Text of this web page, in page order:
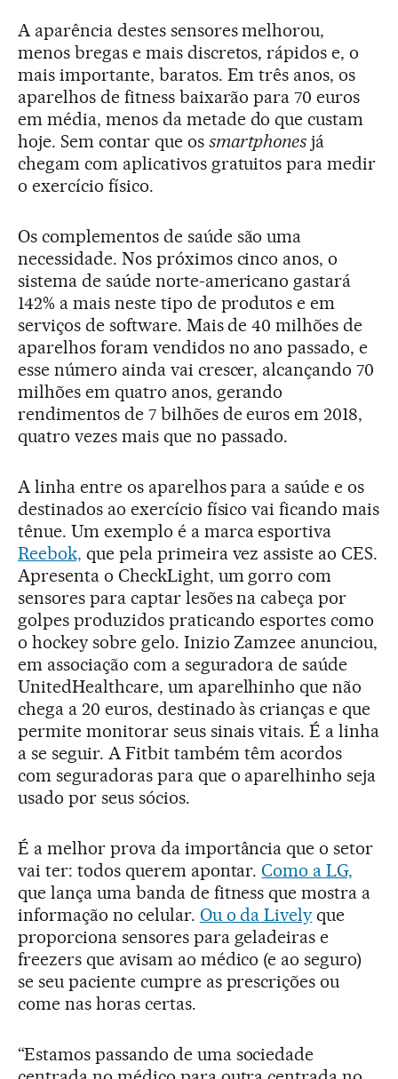
A aparência destes sensores melhorou,
menos bregas e mais discretos, rápidos e, o
mais importante, baratos. Em três anos, os
aparelhos de fitness baixarão para 70 euros
em média, menos da metade do que custam
hoje. Sem contar que os smartphones já
chegam com aplicativos gratuitos para medir
o exercício físico.
Os complementos de saúde são uma
necessidade. Nos próximos cinco anos, o
sistema de saúde norte-americano gastará
142% a mais neste tipo de produtos e em
serviços de software. Mais de 40 milhões de
aparelhos foram vendidos no ano passado, e
esse número ainda vai crescer, alcançando 70
milhões em quatro anos, gerando
rendimentos de 7 bilhões de euros em 2018,
quatro vezes mais que no passado.
A linha entre os aparelhos para a saúde e os
destinados ao exercício físico vai ficando mais
tênue. Um exemplo é a marca esportiva
Reebok, que pela primeira vez assiste ao CES.
Apresenta o CheckLight, um gorro com
sensores para captar lesões na cabeça por
golpes produzidos praticando esportes como
o hockey sobre gelo. Inizio Zamzee anunciou,
em associação com a seguradora de saúde
UnitedHealthcare, um aparelhinho que não
chega a 20 euros, destinado às crianças e que
permite monitorar seus sinais vitais. É a linha
a se seguir. A Fitbit também têm acordos
com seguradoras para que o aparelhinho seja
usado por seus sócios.
É a melhor prova da importância que o setor
vai ter: todos querem apontar.Como a LG,
que lança uma banda de fitness que mostra a
informação no celular. Ou o da Lively que
proporciona sensores para geladeiras e
freezers que avisam ao médico (e ao seguro)
se seu paciente cumpre as prescrições ou
come nas horas certas.
“Estamos passando de uma sociedade